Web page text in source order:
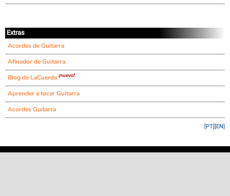
Extras
Acordes de Guitarra
Afinador de Guitarra
Blog de LaCuerda ¡nuevo!
Aprender a tocar Guitarra
Acordes Guitarra
[EN]
[PT]